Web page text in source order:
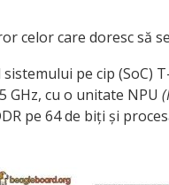
celor care doresc să
pe cip (SoC)
GHz, cu o unitate NPU
pe 64 de biți și